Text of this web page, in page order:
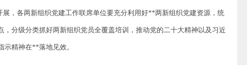
展，各两新组织党建工作联席单位要充分利用好**两新组织党建资源，统
分级分类抓好两新组织党员全覆盖培训，推动党的二十大精神以及习近
精神在**落地见效。